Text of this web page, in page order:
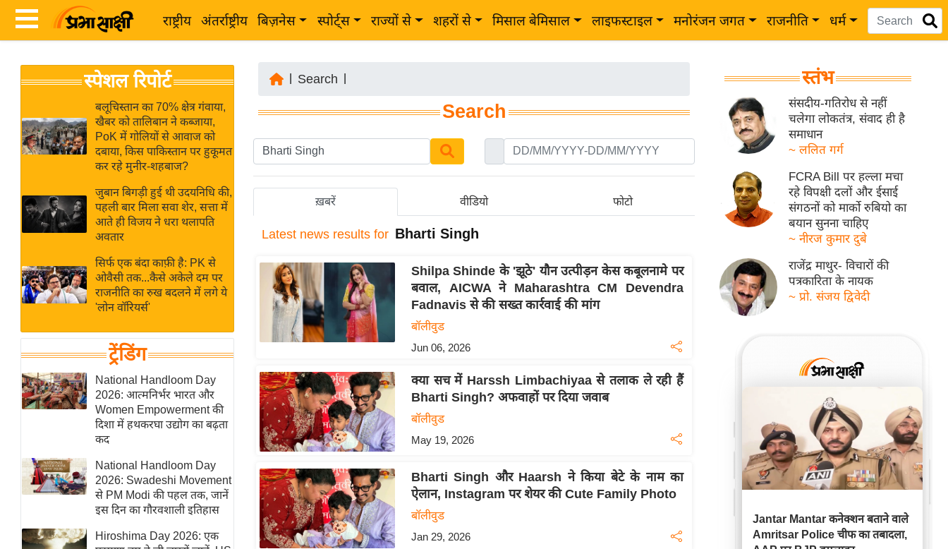
राष्ट्रीय अंतर्राष्ट्रीय बिज़नेस स्पोर्ट्स राज्यों से शहरों से मिसाल बेमिसाल लाइफस्टाइल मनोरंजन जगत राजनीति धर्म
News
Hindi
Hindi
Live
News in
Hindi
News
Hindi
Videos
ब
र
अंतर्राष्ट्रीय
बिज़नेस
उद्योग
विशेषज्ञ
राय
खेल
क्रिकेट
IPL
2026
मिसाल बेमिसाल
शख्सियत
यंग इंडिया
साहित्य जगत
स्पेशल रिपोर्ट
बलूचिस्तान का 70% क्षेत्र गंवाया,
खैबर को तालिबान ने कब्जाया,
PoK में गोलियों से आवाज को
दबाया, किस पाकिस्तान पर हुकूमत
कर रहे मुनीर-शहबाज?
जुबान बिगड़ी हुई थी उदयनिधि की,
पहली बार मिला सवा शेर, सत्ता में
आते ही विजय ने धरा थलापति
अवतार
सिर्फ एक बंदा काफ़ी है: PK से
ओवैसी तक...कैसे अकेले दम पर
राजनीति का रुख बदलने में लगे ये
'लोन वॉरियर्स'
ट्रेंडिंग
National Handloom Day
2026: आत्मनिर्भर भारत और
Women Empowerment की
दिशा में हथकरघा उद्योग का बढ़ता
कद
National Handloom Day
2026: Swadeshi Movement
से PM Modi की पहल तक, जानें
इस दिन का गौरवशाली इतिहास
Hiroshima Day 2026: एक
Search
Search
ख़बरें वीडियो फोटो
Latest news results for Bharti Singh
Shilpa Shinde के 'झूठे' यौन उत्पीड़न केस कबूलनामे पर
बवाल, AICWA ने Maharashtra CM Devendra
Fadnavis से की सख्त कार्रवाई की मांग
बॉलीवुड
Jun 06, 2026
क्या सच में Harssh Limbachiyaa से तलाक ले रही हैं
Bharti Singh? अफवाहों पर दिया जवाब
बॉलीवुड
May 19, 2026
Bharti Singh और Haarsh ने किया बेटे के नाम का
ऐलान, Instagram पर शेयर की Cute Family Photo
बॉलीवुड
Jan 29, 2026
स्तंभ
संसदीय-गतिरोध से नहीं
चलेगा लोकतंत्र, संवाद ही है
समाधान
~ ललित गर्ग
FCRA Bill पर हल्ला मचा
रहे विपक्षी दलों और ईसाई
संगठनों को मार्को रुबियो का
बयान सुनना चाहिए
~ नीरज कुमार दुबे
राजेंद्र माथुर- विचारों की
पत्रकारिता के नायक
~ प्रो. संजय द्विवेदी
Jantar Mantar कनेक्शन बताने वाले
Amritsar Police चीफ का तबादला,